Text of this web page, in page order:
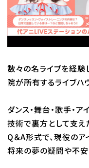
学部・学科紹介
校舎・施設
学生生活・サポート
入学情報
在学生の活躍
数々の名ライブを経験
院が所有するライブハ
ダンス・舞台・歌手・
技術で裏方として支え
Q＆A形式で、現役の
将来の夢の疑問や不